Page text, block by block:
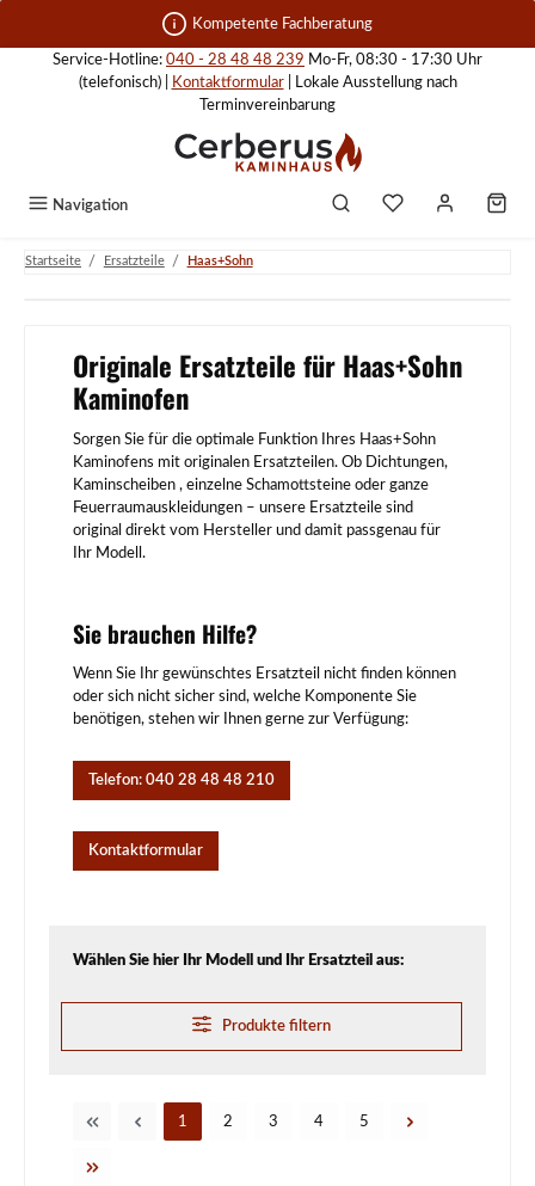
Zum Hauptinhalt springen Kompetente Fachberatung
Service-Hotline: 040 - 28 48 48 239 Mo-Fr, 08:30 - 17:30 Uhr
(telefonisch) |
Kontaktformular| Lokale Ausstellung nach
Terminvereinbarung
Navigation
Startseite / Ersatzteile / Haas+Sohn
Originale Ersatzteile für Haas+Sohn
Kaminofen
Sorgen Sie für die optimale Funktion Ihres Haas+Sohn
Kaminofens mit originalen Ersatzteilen. Ob Dichtungen,
Kaminscheiben , einzelne Schamottsteine oder ganze
Feuerraumauskleidungen – unsere Ersatzteile sind
original direkt vom Hersteller und damit passgenau für
Ihr Modell.
Sie brauchen Hilfe?
Wenn Sie Ihr gewünschtes Ersatzteil nicht finden können
oder sich nicht sicher sind, welche Komponente Sie
benötigen, stehen wir Ihnen gerne zur Verfügung:
Telefon: 040 28 48 48 210
Kontaktformular
Wählen Sie hier Ihr Modell und Ihr Ersatzteil aus:
Produkte filtern
Seite
1 Seite
2 Seite
3 Seite
4 Seite
5